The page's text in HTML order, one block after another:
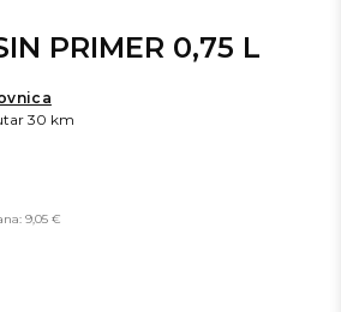
PRIMER 0,75 L
30 km
9,05 €